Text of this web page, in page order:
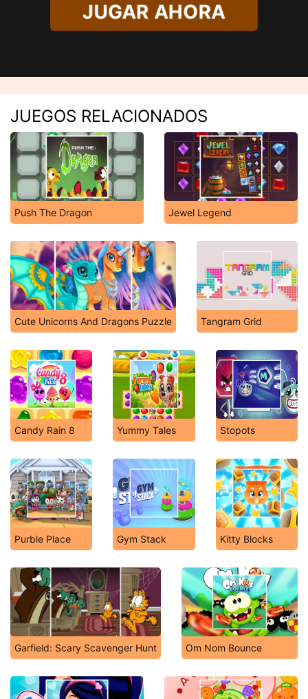
JUGAR AHORA
JUEGOS RELACIONADOS
Push The Dragon Jewel Legend
Cute Unicorns And Dragons Puzzle Tangram Grid
Candy Rain 8 Yummy Tales Stopots
Purble Place Gym Stack Kitty Blocks
Garfield: Scary Scavenger Hunt Om Nom Bounce